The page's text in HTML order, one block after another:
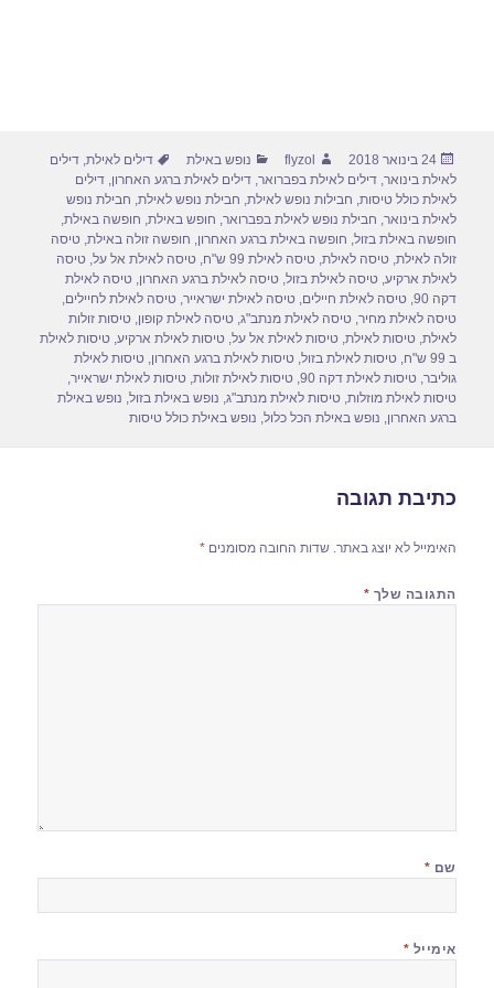
פורסם
בתאריך
24 בינואר 2018 מחבר
flyzol קטגוריות
נופש באילת תגיות
דילים לאילת,דילים
לאילת בינואר,דילים לאילת בפברואר,דילים לאילת ברגע האחרון,דילים
לאילת כולל טיסות, חבילות נופש לאילת, חבילת נופש לאילת, חבילת נופש
לאילת בינואר, חבילת נופש לאילת בפברואר, חופש באילת, חופשה באילת,
חופשה באילת בזול, חופשה באילת ברגע האחרון, חופשה זולה באילת,טיסה
זולה לאילת,טיסה לאילת,טיסה לאילת 99 ש"ח ,טיסה לאילת אל על,טיסה
לאילת ארקיע,טיסה לאילת בזול,טיסה לאילת ברגע האחרון,טיסה לאילת
דקה 90
,טיסה לאילת חיילים,טיסה לאילת ישראייר,טיסה לאילת לחיילים,
טיסה לאילת מחיר,טיסה לאילת מנתב"ג,טיסה לאילת קופון,טיסות זולות
לאילת,טיסות לאילת,טיסות לאילת אל על,טיסות לאילת ארקיע,טיסות לאילת
ב 99 ש"ח
,טיסות לאילת בזול,טיסות לאילת ברגע האחרון,טיסות לאילת
גוליבר,טיסות לאילת דקה 90 ,טיסות לאילת זולות,טיסות לאילת ישראייר,
טיסות לאילת מוזלות,טיסות לאילת מנתב"ג, נופש באילת בזול, נופש באילת
ברגע האחרון, נופש באילת הכל כלול, נופש באילת כולל טיסות
כתיבת תגובה
האימייל לא יוצג באתר. שדות החובה מסומנים*
התגובה שלך *
שם *
אימייל *